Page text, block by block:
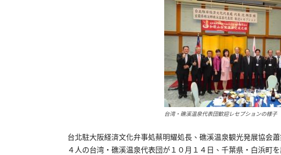
台湾・礁溪温泉代表団歓迎レセプションの様子
台北駐大阪経済文化弁事処蔡明耀処長、礁溪温泉観光発展協会
４人の台湾・礁溪温泉代表団が１０月１４日、千葉県・白浜町